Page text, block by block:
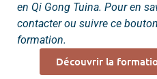
en Qi Gong Tuina. Pour en
contacter ou suivre ce
formation.
Découvrir la